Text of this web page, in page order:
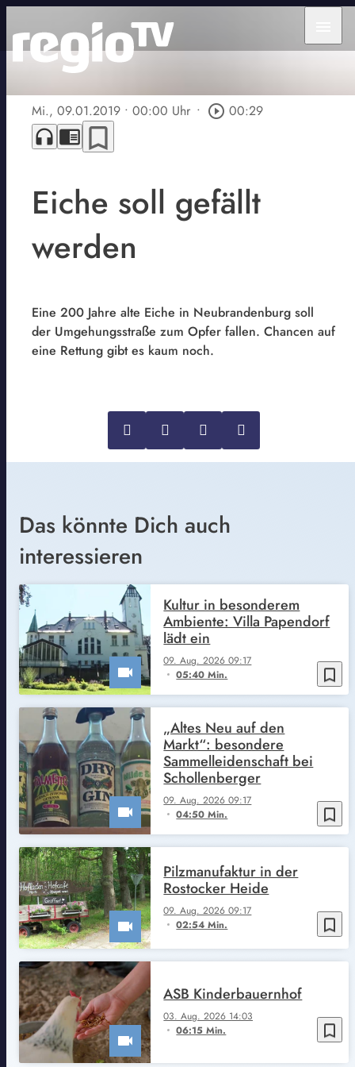
Mi., 09.01.2019 • 00:00 Uhr • play_circle_outline 00:29
headphones chrome_reader_mode bookmark_border
Eiche soll gefällt
werden
Eine 200 Jahre alte Eiche in Neubrandenburg soll
der Umgehungsstraße zum Opfer fallen. Chancen auf
eine Rettung gibt es kaum noch.
Das könnte Dich auch
interessieren
bookmark_border
09. Aug. 2026 09:17
05:40 Min.
Kultur in besonderem
Ambiente: Villa Papendorf
lädt ein
bookmark_border
09. Aug. 2026 09:17
04:50 Min.
„Altes Neu auf den
Markt“: besondere
Sammelleidenschaft bei
Schollenberger
bookmark_border
09. Aug. 2026 09:17
02:54 Min.
Pilzmanufaktur in der
Rostocker Heide
bookmark_border
03. Aug. 2026 14:03
06:15 Min.
ASB Kinderbauernhof